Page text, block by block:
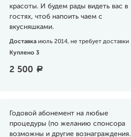
красоты. И будем рады видеть вас в
гостях, чтоб напоить чаем с
вкусняшками.
Доставка июль 2014, не требует доставки
Куплено 3
2 500 a
Годовой абонемент на любые
процедуры (по желанию спонсора
возможны и другие вознаграждения.